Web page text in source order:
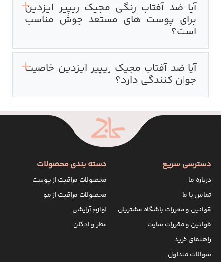
آیا ضد آفتاب رنگی مجیک ریپیر ایزدین
برای پوست های مستعد جوش مناسب
است؟
آیا ضد آفتاب مجیک ریپیر ایزدین خاصیت
جوان کنندگی دارد؟
دسترسی سریع
درباره ما
تماس با ما
قوانین و مقررات باشگاه مشتریان
قوانین و مقررات سایت
راهنمای خرید
سوالات متداول
دسته بندی محصولات
محصولات مراقبت از پوست
محصولات مراقبت از مو
لوازم آرایشی
عطر و ادکلن